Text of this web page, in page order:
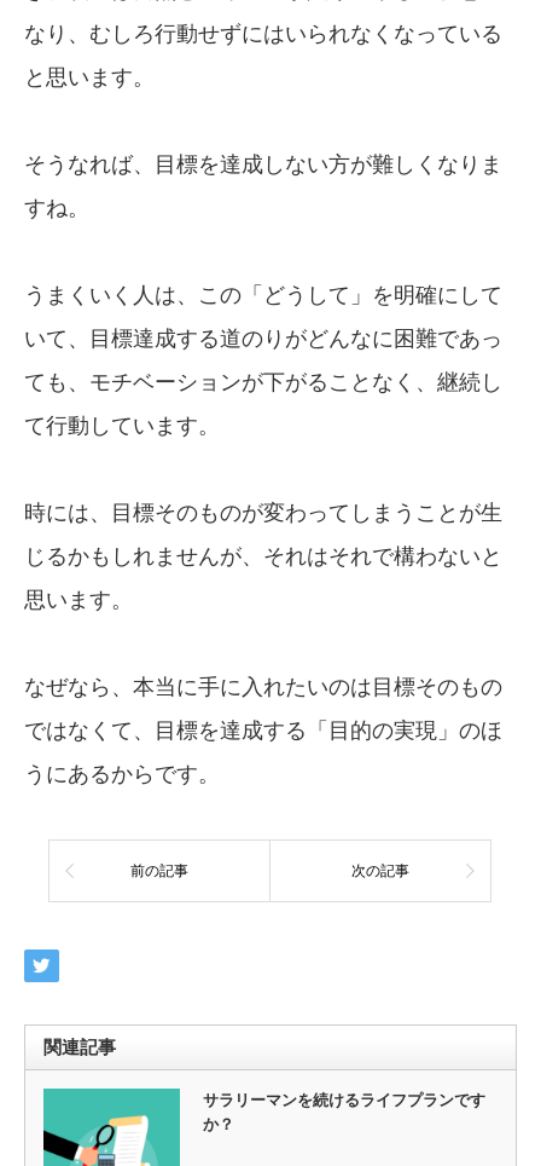
なり、むしろ行動せずにはいられなくなっている
と思います。
そうなれば、目標を達成しない方が難しくなりま
すね。
うまくいく人は、この「どうして」を明確にして
いて、目標達成する道のりがどんなに困難であっ
ても、モチベーションが下がることなく、継続し
て行動しています。
時には、目標そのものが変わってしまうことが生
じるかもしれませんが、それはそれで構わないと
思います。
なぜなら、本当に手に入れたいのは目標そのもの
ではなくて、目標を達成する「目的の実現」のほ
うにあるからです。
前の記事 次の記事
関連記事
サラリーマンを続けるライフプランです
か？